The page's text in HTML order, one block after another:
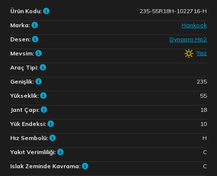
Ürün Kodu:
235-55R18H-1022716-H
Marka:
Hankook
Desen:
Dynapro Hp2
Mevsim:
Yaz
Araç Tipi:
Genişlik:
235
Yükseklik:
55
Jant Çapı:
18
Yük Endeksi:
10
Hız Sembolü:
H
Yakıt Verimliliği:
C
Islak Zeminde Kavrama:
C